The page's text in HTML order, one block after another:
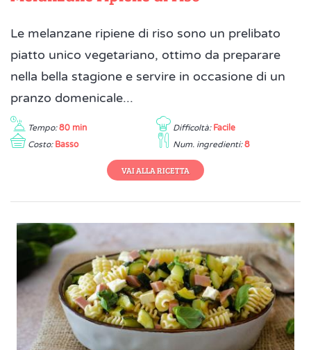
Le melanzane ripiene di riso sono un prelibato
piatto unico vegetariano, ottimo da preparare
nella bella stagione e servire in occasione di un
pranzo domenicale...
Tempo: 80 min Difficoltà: Facile
Costo: Basso Num. ingredienti: 8
VAI ALLA RICETTA